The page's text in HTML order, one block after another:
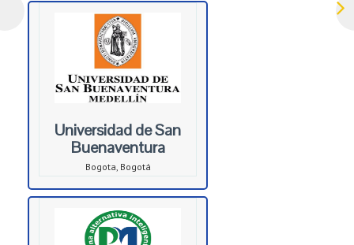
Universidad de San
Buenaventura
Bogota, Bogotá